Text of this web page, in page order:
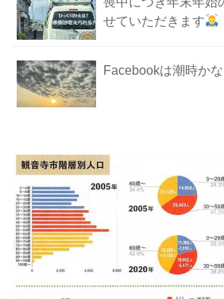
せていただきます
Facebookは潮時か